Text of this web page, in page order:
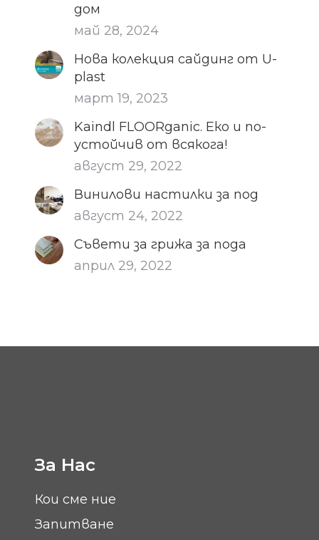
дом
май 28, 2024
Нова колекция сайдинг от U-
plast
март 19, 2023
Kaindl FLOORganic. Еко и по-
устойчив от всякога!
август 29, 2022
Винилови настилки за под
август 24, 2022
Съвети за грижа за пода
април 29, 2022
За Нас
Кои сме ние
Запитване